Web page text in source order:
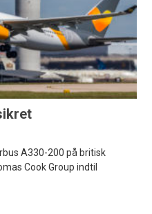
A330-200 på britisk
Cook Group indtil